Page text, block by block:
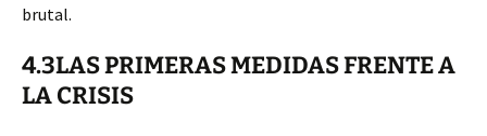
brutal.
4.3LAS PRIMERAS MEDIDAS FRENTE A
LA CRISIS